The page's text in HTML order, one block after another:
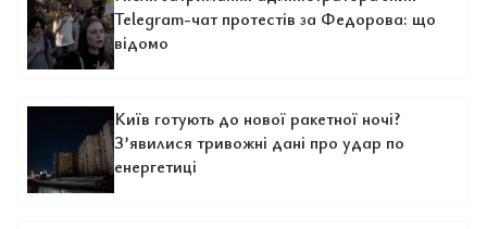
Telegram-чат протестів за Федорова: що
відомо
Київ готують до нової ракетної ночі?
З’явилися тривожні дані про удар по
енергетиці